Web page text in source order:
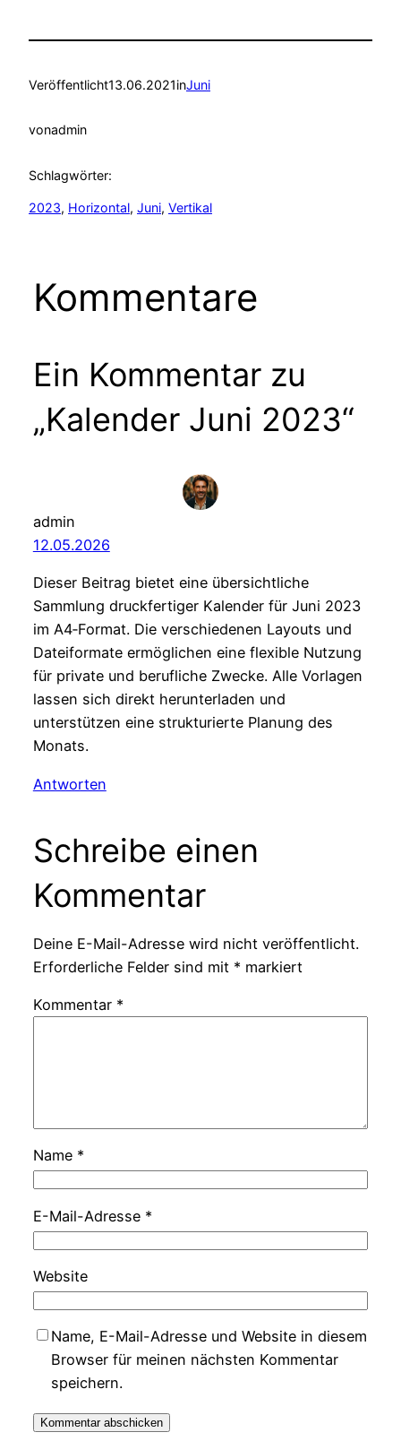
Veröffentlicht13.06.2021inJuni
vonadmin
Schlagwörter:
2023, Horizontal, Juni, Vertikal
Kommentare
Ein Kommentar zu
„Kalender Juni 2023“
admin
12.05.2026
Dieser Beitrag bietet eine übersichtliche
Sammlung druckfertiger Kalender für Juni 2023
im A4‑Format. Die verschiedenen Layouts und
Dateiformate ermöglichen eine flexible Nutzung
für private und berufliche Zwecke. Alle Vorlagen
lassen sich direkt herunterladen und
unterstützen eine strukturierte Planung des
Monats.
Antworten
Schreibe einen
Kommentar
Deine E-Mail-Adresse wird nicht veröffentlicht.
Erforderliche Felder sind mit * markiert
Kommentar *
Name *
E-Mail-Adresse *
Website
Name, E-Mail-Adresse und Website in diesem
Browser für meinen nächsten Kommentar
speichern.